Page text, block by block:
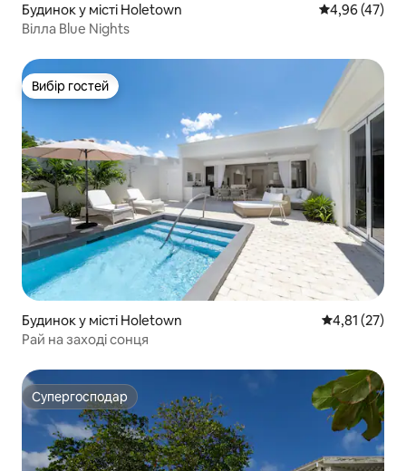
Будинок у місті Holetown Середня
4,96 (47)
Вілла Blue Nights
Вибір гостей
Вибір гостей
Будинок у місті Holetown Середня
4,81 (27)
Рай на заході сонця
Супергосподар
Супергосподар